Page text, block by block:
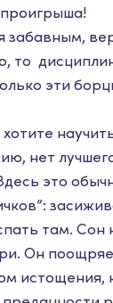
забавным,
то
эти
нет
это
там. Сон
Он
истощения,